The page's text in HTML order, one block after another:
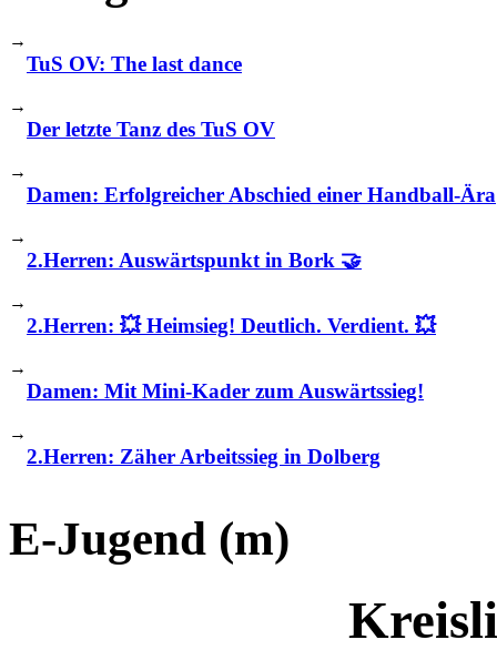
→
TuS OV: The last dance
→
Der letzte Tanz des TuS OV
→
Damen: Erfolgreicher Abschied einer Handball-Ära
→
2.Herren: Auswärtspunkt in Bork 🤝
→
2.Herren: 💥 Heimsieg! Deutlich. Verdient. 💥
→
Damen: Mit Mini-Kader zum Auswärtssieg!
→
2.Herren: Zäher Arbeitssieg in Dolberg
E-Jugend (m)